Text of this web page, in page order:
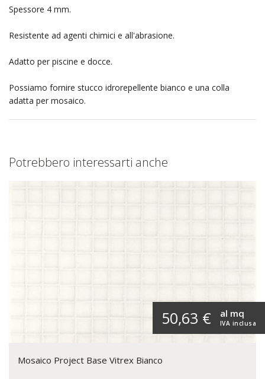
Spessore 4 mm.
Resistente ad agenti chimici e all'abrasione.
Adatto per piscine e docce.
Possiamo fornire stucco idrorepellente bianco e una colla
adatta per mosaico.
Potrebbero interessarti anche
50,63 € IVA inclusa
al mq
Mosaico Project Base Vitrex Bianco